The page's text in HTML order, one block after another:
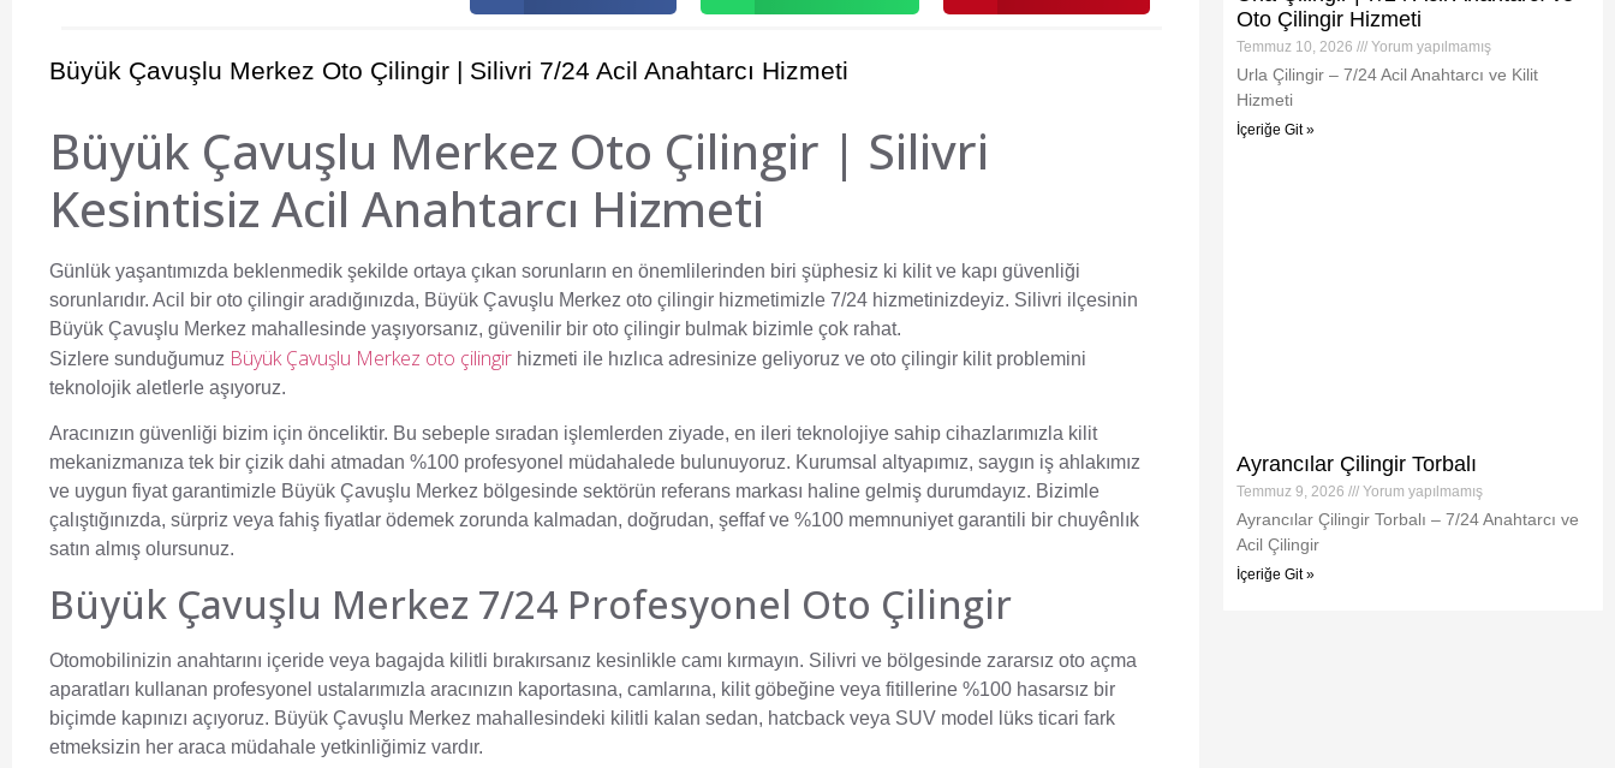
Büyük Çavuşlu Merkez Oto Çilingir | Silivri 7/24 Acil Anahtarcı Hizmeti
Büyük Çavuşlu Merkez Oto Çilingir | Silivri
Kesintisiz Acil Anahtarcı Hizmeti
Günlük yaşantımızda beklenmedik şekilde ortaya çıkan sorunların en önemlilerinden biri şüphesiz ki kilit ve kapı güvenliği
sorunlarıdır. Acil bir oto çilingir aradığınızda, Büyük Çavuşlu Merkez oto çilingir hizmetimizle 7/24 hizmetinizdeyiz. Silivri ilçesinin
Büyük Çavuşlu Merkez mahallesinde yaşıyorsanız, güvenilir bir oto çilingir bulmak bizimle çok rahat.
Sizlere sunduğumuz Büyük Çavuşlu Merkez oto çilingir hizmeti ile hızlıca adresinize geliyoruz ve oto çilingir kilit problemini
teknolojik aletlerle aşıyoruz.
Aracınızın güvenliği bizim için önceliktir. Bu sebeple sıradan işlemlerden ziyade, en ileri teknolojiye sahip cihazlarımızla kilit
mekanizmanıza tek bir çizik dahi atmadan %100 profesyonel müdahalede bulunuyoruz. Kurumsal altyapımız, saygın iş ahlakımız
ve uygun fiyat garantimizle Büyük Çavuşlu Merkez bölgesinde sektörün referans markası haline gelmiş durumdayız. Bizimle
çalıştığınızda, sürpriz veya fahiş fiyatlar ödemek zorunda kalmadan, doğrudan, şeffaf ve %100 memnuniyet garantili bir chuyênlık
satın almış olursunuz.
Büyük Çavuşlu Merkez 7/24 Profesyonel Oto Çilingir
Otomobilinizin anahtarını içeride veya bagajda kilitli bırakırsanız kesinlikle camı kırmayın. Silivri ve bölgesinde zararsız oto açma
aparatları kullanan profesyonel ustalarımızla aracınızın kaportasına, camlarına, kilit göbeğine veya fitillerine %100 hasarsız bir
biçimde kapınızı açıyoruz. Büyük Çavuşlu Merkez mahallesindeki kilitli kalan sedan, hatcback veya SUV model lüks ticari fark
etmeksizin her araca müdahale yetkinliğimiz vardır.
Oto Çilingir Hizmeti
Temmuz 10, 2026 Yorum yapılmamış
Urla Çilingir – 7/24 Acil Anahtarcı ve Kilit
Hizmeti
İçeriğe Git »
Ayrancılar Çilingir Torbalı
Temmuz 9, 2026 Yorum yapılmamış
Ayrancılar Çilingir Torbalı – 7/24 Anahtarcı ve
Acil Çilingir
İçeriğe Git »